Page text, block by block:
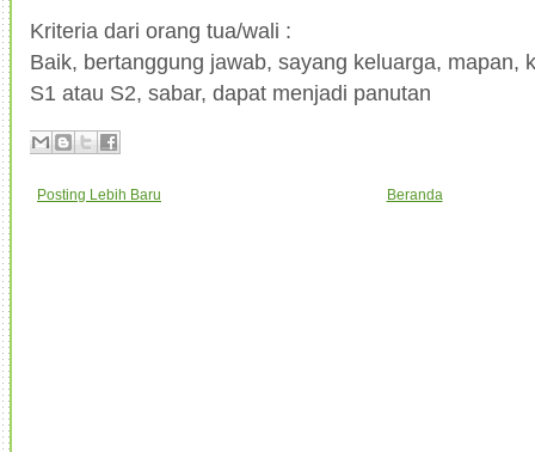
Kriteria dari orang tua/wali :
Baik, bertanggung jawab, sayang keluarga, mapan,
S1 atau S2, sabar, dapat menjadi panutan
Posting Lebih Baru Beranda